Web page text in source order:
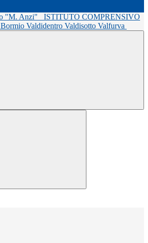
ISTITUTO COMPRENSIVO
Bormio Valdidentro Valdisotto Valfurva